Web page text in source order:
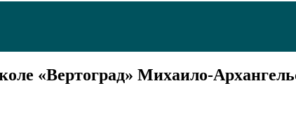
«Вертоград» Михаило-